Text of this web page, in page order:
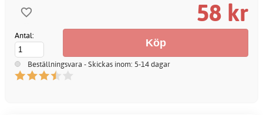
58 kr
Antal:
Beställningsvara - Skickas inom: 5-14 dagar